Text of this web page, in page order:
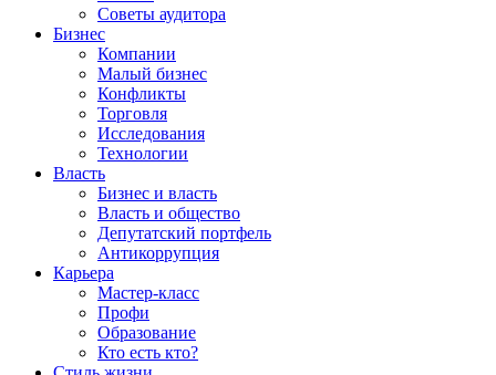
Советы аудитора
Бизнес
Компании
Малый бизнес
Конфликты
Торговля
Исследования
Технологии
Власть
Бизнес и власть
Власть и общество
Депутатский портфель
Антикоррупция
Карьера
Мастер-класс
Профи
Образование
Кто есть кто?